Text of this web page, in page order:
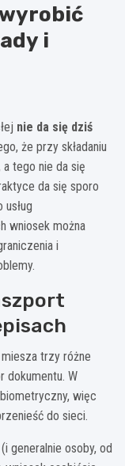
i
nie da się dziś
że przy składaniu
tego nie da się
da się sporo
wniosek można
i
miesza trzy różne
dokumentu. W
więc
do sieci.
(i generalnie osoby, od